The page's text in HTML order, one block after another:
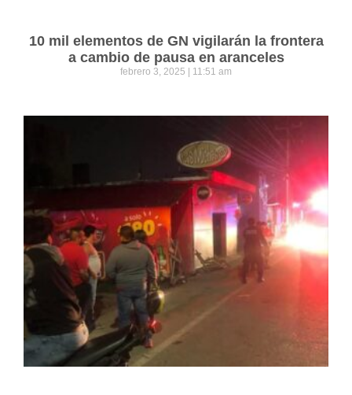
10 mil elementos de GN vigilarán la frontera
a cambio de pausa en aranceles
febrero 3, 2025 11:51 am